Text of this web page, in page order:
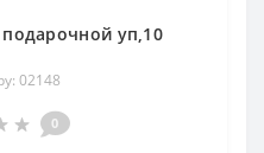
уп,10
02148
0